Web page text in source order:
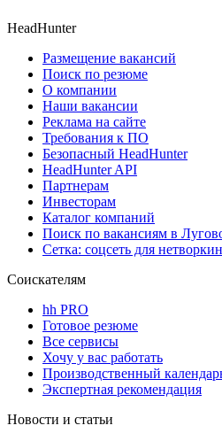
HeadHunter
Размещение вакансий
Поиск по резюме
О компании
Наши вакансии
Реклама на сайте
Требования к ПО
Безопасный HeadHunter
HeadHunter API
Партнерам
Инвесторам
Каталог компаний
Поиск по вакансиям в
Сетка: соцсеть для
Соискателям
hh PRO
Готовое резюме
Все сервисы
Хочу у вас работать
Производственный
Экспертная рекомендация
Новости и статьи